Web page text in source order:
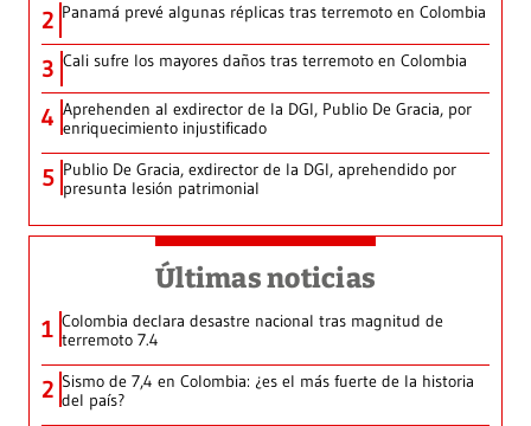
2 Panamá prevé algunas réplicas tras terremoto en Colombia
3 Cali sufre los mayores daños tras terremoto en Colombia
4 Aprehenden al exdirector de la DGI, Publio De Gracia, por
enriquecimiento injustificado
5 Publio De Gracia, exdirector de la DGI, aprehendido por
presunta lesión patrimonial
Últimas noticias
1 Colombia declara desastre nacional tras magnitud de
terremoto 7.4
2 Sismo de 7,4 en Colombia: ¿es el más fuerte de la historia
del país?